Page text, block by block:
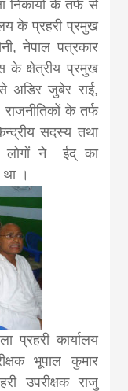
निकायों के तर्फ से
के प्रहरी प्रमुख
नेपाल पत्रकार
के क्षेत्रीय प्रमुख
अडिर जुबेर राई,
के तर्फ
सदस्य तथा
लोगों ने ईद् का
।
प्रहरी कार्यालय
भूपाल कुमार
उपरीक्षक राजु